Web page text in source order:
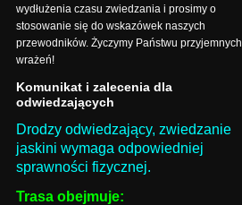
wydłużenia czasu zwiedzania i prosimy o
stosowanie się do wskazówek naszych
przewodników. Życzymy Państwu przyjemnych
wrażeń!
Komunikat i zalecenia dla
odwiedzających
Drodzy odwiedzający, zwiedzanie
jaskini wymaga odpowiedniej
sprawności fizycznej.
Trasa obejmuje: